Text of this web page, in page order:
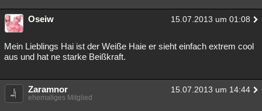
Oseiw 15.07.2013 um 01:08
Mein Lieblings Hai ist der Weiße Haie er sieht einfach extrem cool
aus und hat ne starke Beißkraft.
Zaramnor 15.07.2013 um 14:44
ehemaliges Mitglied